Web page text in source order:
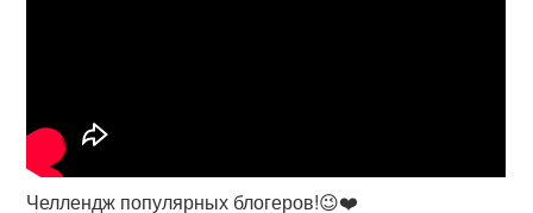
Челлендж популярных блогеров!😉❤️